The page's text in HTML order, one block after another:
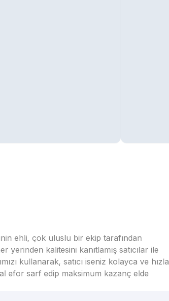
ehli, çok uluslu bir ekip tarafından
kalitesini kanıtlamış satıcılar ile
kullanarak, satıcı iseniz kolayca ve hızla
efor sarf edip maksimum kazanç elde